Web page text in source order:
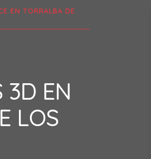
EN TORRALBA DE
3D EN
LOS